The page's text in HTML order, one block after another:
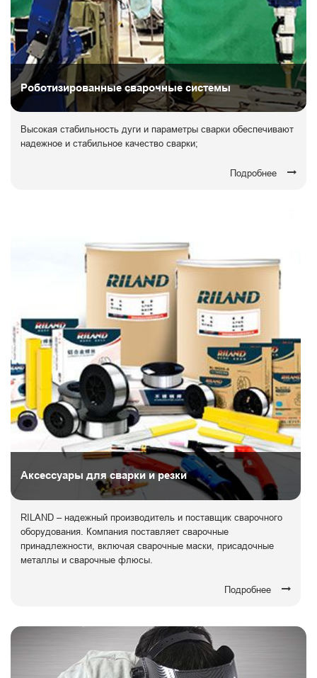
Роботизированные сварочные системы
Высокая стабильность дуги и параметры сварки обеспечивают
надежное и стабильное качество сварки;
Подробнее
Аксессуары для сварки и резки
RILAND – надежный производитель и поставщик сварочного
оборудования. Компания поставляет сварочные
принадлежности, включая сварочные маски, присадочные
металлы и сварочные флюсы.
Подробнее